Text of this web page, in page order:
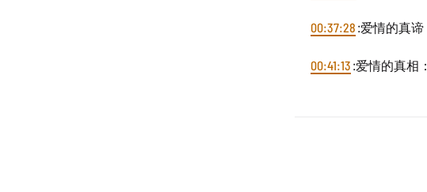
00:37:28 :爱情的真
00:41:13 :爱情的真相